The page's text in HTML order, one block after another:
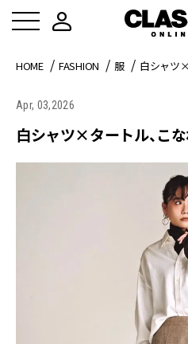
HOME FASHION 服 白シャツ
Apr, 03,2026
白シャツ×タートル、こ